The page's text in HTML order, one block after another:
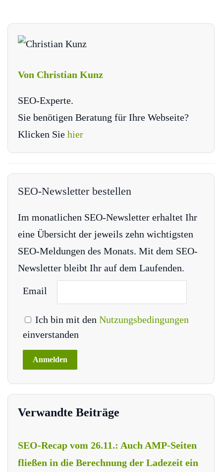
Von Christian Kunz
SEO-Experte.
Sie benötigen Beratung für Ihre Webseite?
Klicken Sie hier
SEO-Newsletter bestellen
Im monatlichen SEO-Newsletter erhaltet Ihr
eine Übersicht der jeweils zehn wichtigsten
SEO-Meldungen des Monats. Mit dem SEO-
Newsletter bleibt Ihr auf dem Laufenden.
Email
Ich bin mit den Nutzungsbedingungen
einverstanden
Verwandte Beiträge
SEO-Recap vom 26.11.: Auch AMP-Seiten
fließen in die Berechnung der Ladezeit ein